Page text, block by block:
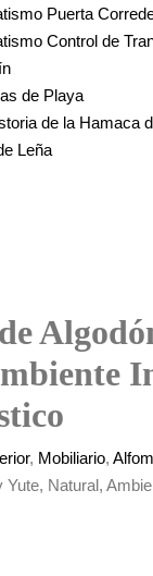
Puerta
Control de
de Playa
de la Hamaca
Leña
, Mobiliario,
Yute, Natural,